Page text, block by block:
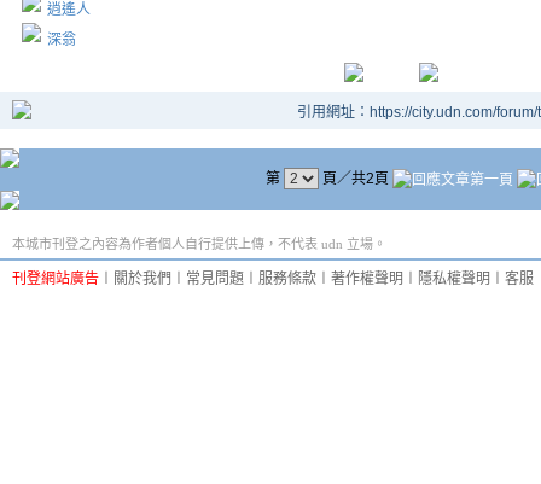
逍遙人
深翁
引用網址：https://city.udn.com/
第 頁／共2頁
本城市刊登之內容為作者個人自行提供上傳，不代表 udn 立場。
刊登網站廣告 關於我們 常見問題 服務條款 著作權聲明 隱私權聲明 客服